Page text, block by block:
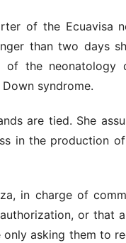
of the
than two days
the
syndrome.
are tied. She
in the production
in charge of
or that
asking them to